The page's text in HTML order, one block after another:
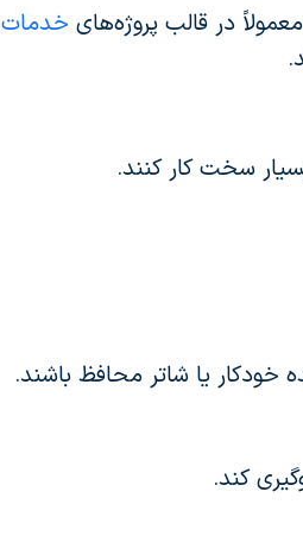
در قالب پروژه‌های خدمات
سخت کار کنند.
خودکار یا شاتر محافظ باشند.
کند.